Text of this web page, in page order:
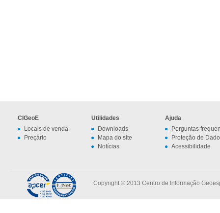
CIGeoE
Locais de venda
Preçário
Utilidades
Downloads
Mapa do site
Notícias
Ajuda
Perguntas
Proteção de
Acessibilidade
Copyright © 2013 Centro de Informação